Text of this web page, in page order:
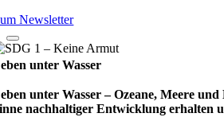
Newsletter
unter Wasser
unter Wasser – Oze­ane, Meere und
nach­hal­ti­ger Ent­wick­lung erhal­ten